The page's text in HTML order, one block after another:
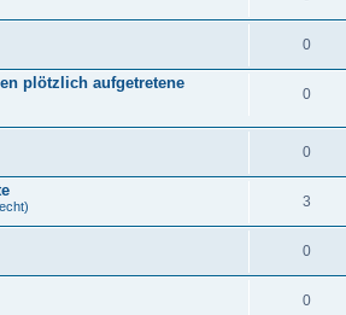
0
plötzlich aufgetretene
0
0
3
0
0